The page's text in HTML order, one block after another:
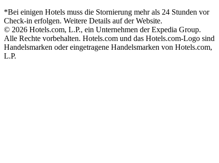
*Bei einigen Hotels muss die Stornierung mehr als 24 Stunden vor
Check-in erfolgen. Weitere Details auf der Website.
© 2026 Hotels.com, L.P., ein Unternehmen der Expedia Group.
Alle Rechte vorbehalten. Hotels.com und das Hotels.com-Logo sind
Handelsmarken oder eingetragene Handelsmarken von Hotels.com,
L.P.